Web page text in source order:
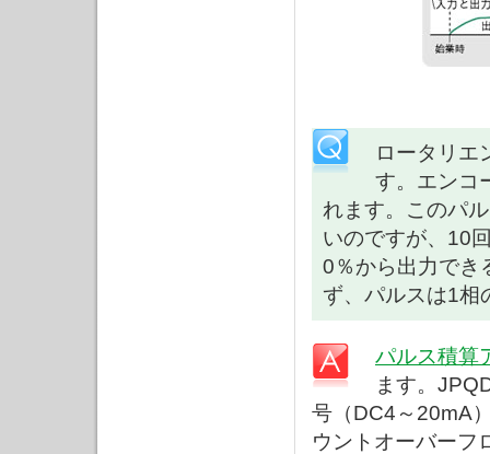
ロータリエ
す。エンコ
れます。このパ
いのですが、10
0％から出力でき
ず、パルスは1相
パルス積算
ます。
号（DC4～20mA
ウントオーバーフ